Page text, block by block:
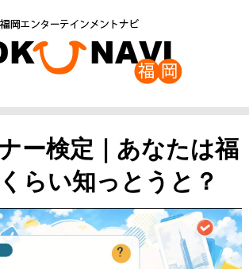
ー検定｜あなたは福
らい知っとうと？